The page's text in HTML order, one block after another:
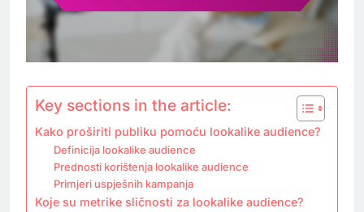
Key sections in the article:
Kako proširiti publiku pomoću lookalike audience?
Definicija lookalike audience
Prednosti korištenja lookalike audience
Primjeri uspješnih kampanja
Koje su metrike sličnosti za lookalike audience?